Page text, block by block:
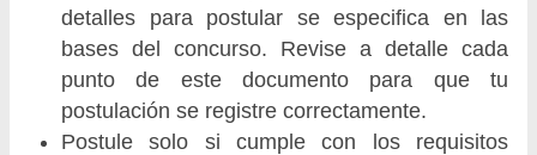
detalles para postular se especifica en las
bases del concurso. Revise a detalle cada
punto de este documento para que tu
postulación se registre correctamente.
Postule solo si cumple con los requisitos